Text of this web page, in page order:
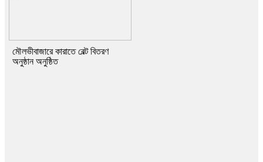
মৌলভীবাজারে কারাতে বেল্ট বিতরণ
অনুষ্ঠান অনুষ্ঠিত